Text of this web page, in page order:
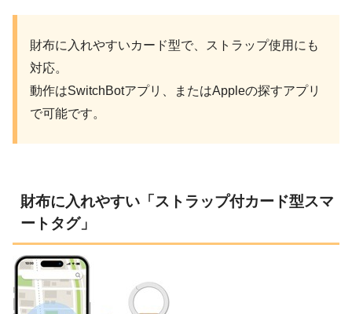
財布に入れやすいカード型で、ストラップ使用にも
対応。
動作はSwitchBotアプリ、またはAppleの探すアプリ
で可能です。
財布に入れやすい「ストラップ付カード型スマ
ートタグ」